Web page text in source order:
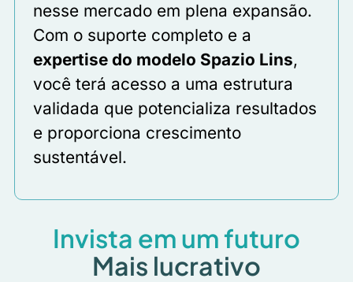
nesse mercado em plena expansão.
Com o suporte completo e a
expertise do modelo Spazio Lins,
você terá acesso a uma estrutura
validada que potencializa resultados
e proporciona crescimento
sustentável.
Invista em um futuro
Mais lucrativo